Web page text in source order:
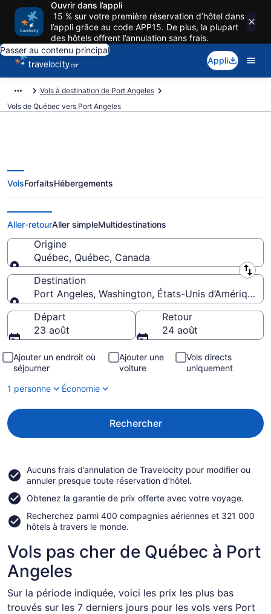
Ouvrir dans l’appli
15 % sur votre première réservation d’hôtel dans
l’appli grâce au code APP15. De plus, la plupart
des hôtels offrent l’annulation sans frais.
Passer au contenu principal
Appli
Vols à destination de Port Angeles
Vols de Québec vers Port Angeles
Vols depuis Québec vers Port
Angeles
VolsForfaitsHébergements
Aller-retourAller simpleMultidestinations
Origine
Québec, Québec, Canada
Origine
Destination
Port Angeles, Washington, États-Unis d’Amérique
Destination
Départ
23 août
Retour
24 août
Ajouter un endroit où
séjourner
Ajouter une
voiture
Vols directs
uniquement
1 personne
Économie
Rechercher
Aucuns frais d’annulation de Travelocity pour modifier ou
annuler presque toute réservation d’hôtel.
Obtenez la garantie de prix offerte avec votre voyage.
Recherchez parmi 400 compagnies aériennes et 321 000
hôtels à travers le monde.
Vols pas cher de Québec à Port
Angeles
Sur la période indiquée, voici les prix les plus bas
trouvés sur les 7 derniers jours pour les vols vers Port